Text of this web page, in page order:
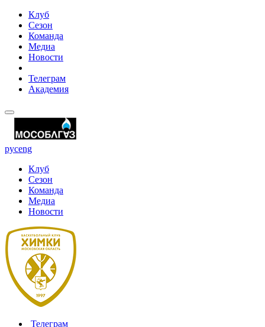
Клуб
Сезон
Команда
Медиа
Новости
Телеграм
Академия
русeng
Клуб
Сезон
Команда
Медиа
Новости
Телеграм